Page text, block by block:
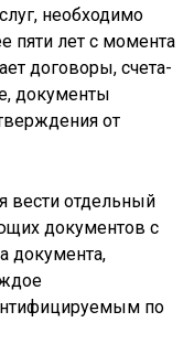
необходимо
пяти лет с момента
договоры, счета-
документы
от
вести отдельный
документов с
документа,
по